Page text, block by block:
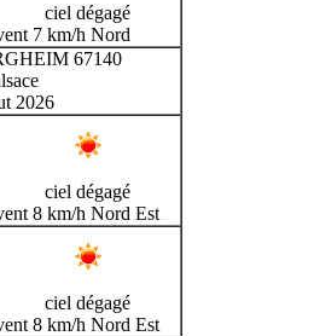
ciel dégagé
7 km/h Nord
67140
2026
ciel dégagé
8 km/h Nord Est
ciel dégagé
8 km/h Nord Est